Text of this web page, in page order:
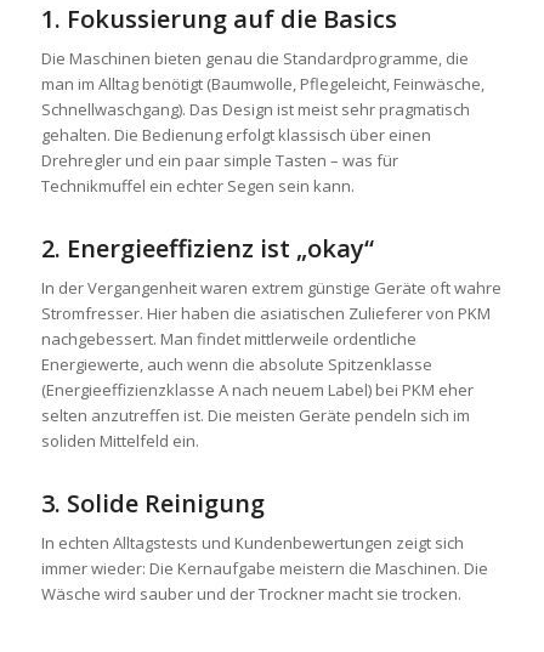
1. Fokussierung auf die Basics
Die Maschinen bieten genau die Standardprogramme, die
man im Alltag benötigt (Baumwolle, Pflegeleicht, Feinwäsche,
Schnellwaschgang). Das Design ist meist sehr pragmatisch
gehalten. Die Bedienung erfolgt klassisch über einen
Drehregler und ein paar simple Tasten – was für
Technikmuffel ein echter Segen sein kann.
2. Energieeffizienz ist „okay“
In der Vergangenheit waren extrem günstige Geräte oft wahre
Stromfresser. Hier haben die asiatischen Zulieferer von PKM
nachgebessert. Man findet mittlerweile ordentliche
Energiewerte, auch wenn die absolute Spitzenklasse
(Energieeffizienzklasse A nach neuem Label) bei PKM eher
selten anzutreffen ist. Die meisten Geräte pendeln sich im
soliden Mittelfeld ein.
3. Solide Reinigung
In echten Alltagstests und Kundenbewertungen zeigt sich
immer wieder: Die Kernaufgabe meistern die Maschinen. Die
Wäsche wird sauber und der Trockner macht sie trocken.